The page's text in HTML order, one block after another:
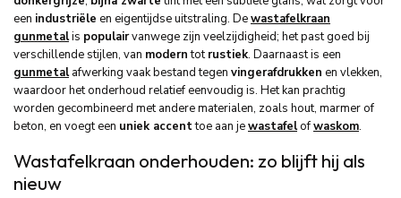
een industriële en eigentijdse uitstraling. Dewastafelkraan
gunmetalis populairvanwege zijn veelzijdigheid; het past goed bij
verschillende stijlen, van moderntotrustiek. Daarnaast is een
gunmetalafwerking vaak bestand tegen vingerafdrukken en vlekken,
waardoor het onderhoud relatief eenvoudig is. Het kan prachtig
worden gecombineerd met andere materialen, zoals hout, marmer of
beton, en voegt een uniek accenttoe aan jewastafelofwaskom.
Wastafelkraan onderhouden: zo blijft hij als
nieuw